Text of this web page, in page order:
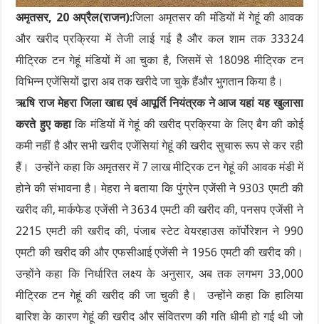
अमृतसर, 20 अप्रैल(राजन):जिला अमृतसर की मंडियों में गेहूं की आवक
और खरीद प्रक्रिया में तेजी लाई गई है और कल शाम तक 33324
मीट्रिक टन गेहूं मंडियों में आ चुका है, जिसमें से 18098 मीट्रिक टन
विभिन्न एजेंसियों द्वारा अब तक खरीदे जा चुके हैंऔर भुगतान किया है।
ऋषि राज मेहरा जिला खाद्य एवं आपूर्ति नियंत्रक ने आज यहां यह खुलासा
करते हुए कहाकि मंडियों में गेहूं की खरीद प्रक्रिया के लिए बैग की कोई
कमी नहीं है और सभी खरीद एजेंसियां ​​गेहूं की खरीद सुचारू रूप से कर रही
हैं। उन्होंने कहा कि अमृतसर में 7 लाख मीट्रिक टन गेहूं की आवक मंडी में
होने की संभावना है। मेहरा ने बताया कि पुंग्रेन एजेंसी ने 9303 एमटी की
खरीद की, मार्कफेड एजेंसी ने 3634 एमटी की खरीद की, पनसप एजेंसी ने
2215 एमटी की खरीद की, पंजाब स्टेट वेयरहाउस कॉर्पोरेशन ने 990
एमटी की खरीद की और एफसीआई एजेंसी ने 1956 एमटी की खरीद की।
उन्होंने कहा कि निर्धारित लक्ष्य के अनुसार, अब तक लगभग 33,000
मीट्रिक टन गेहूं की खरीद की जा चुकी है। उन्होंने कहा कि हालिया
बारिश के कारण गेहूं की खरीद और संवितरण की गति धीमी हो गई थी जो